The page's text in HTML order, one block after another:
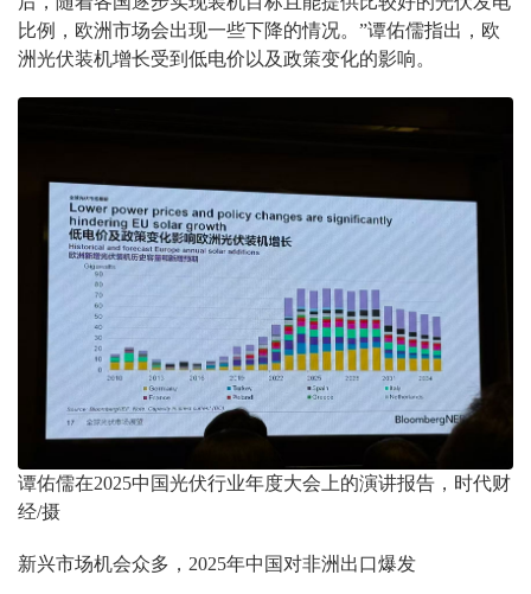
比例，欧洲市场会出现一些下降的情况。”谭佑儒指出，欧
洲光伏装机增长受到低电价以及政策变化的影响。
谭佑儒在2025中国光伏行业年度大会上的演讲报告，时代财
经/摄
新兴市场机会众多，2025年中国对非洲出口爆发